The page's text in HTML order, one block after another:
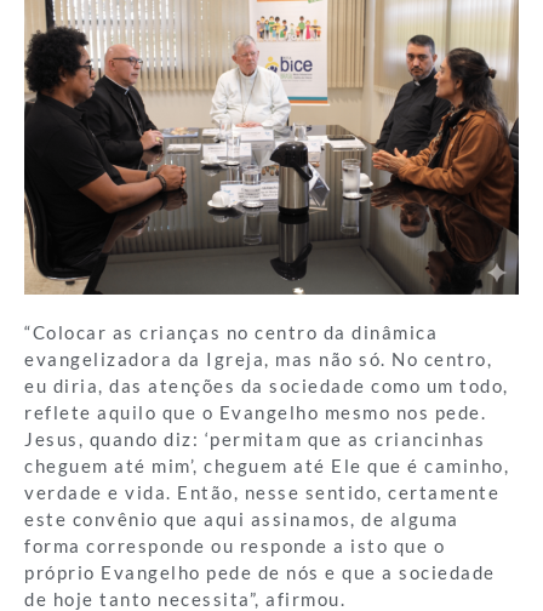
“Colocar as crianças no centro da dinâmica
evangelizadora da Igreja, mas não só. No centro,
eu diria, das atenções da sociedade como um todo,
reflete aquilo que o Evangelho mesmo nos pede.
Jesus, quando diz: ‘permitam que as criancinhas
cheguem até mim’, cheguem até Ele que é caminho,
verdade e vida. Então, nesse sentido, certamente
este convênio que aqui assinamos, de alguma
forma corresponde ou responde a isto que o
próprio Evangelho pede de nós e que a sociedade
de hoje tanto necessita”, afirmou.